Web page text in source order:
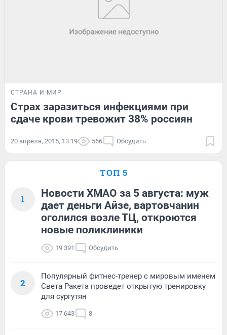
СТРАНА И МИР
Страх заразиться инфекциями при
сдаче крови тревожит 38% россиян
20 апреля, 2015, 13:19 566 Обсудить
ТОП 5
1
Новости ХМАО за 5 августа: муж
дает деньги Айзе, вартовчанин
оголился возле ТЦ, откроются
новые поликлиники
19 391 Обсудить
2
Популярный фитнес-тренер с мировым именем
Света Ракета проведет открытую тренировку
для сургутян
17 643 8